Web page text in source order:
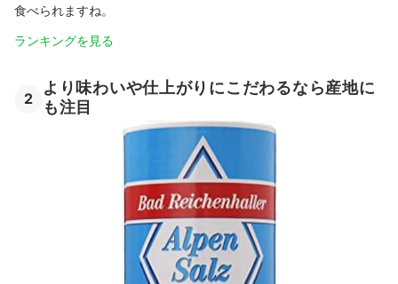
食べられますね。
ランキングを見る
2
より味わいや仕上がりにこだわるなら産地に
も注目